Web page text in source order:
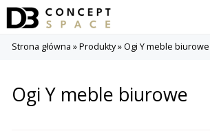
Strona główna »Produkty»Ogi Y meble biurowe
Ogi Y meble biurowe